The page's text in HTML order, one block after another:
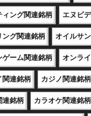
ィング関連銘柄 エヌビ
ング関連銘柄 オイルサ
ゲーム関連銘柄 オンラ
関連銘柄 カジノ関連銘柄
連銘柄 カラオケ関連銘柄